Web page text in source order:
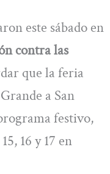
este sábado en
contra las
que la feria
a San
festivo,
16 y 17 en